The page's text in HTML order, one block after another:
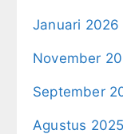
Januari 2026
November
September
Agustus 2025